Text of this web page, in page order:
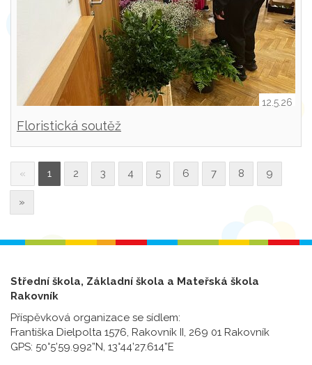
12.5.26
Floristická soutěž
« 1 2 3 4 5 6 7 8 9
»
Střední škola, Základní škola a Mateřská škola
Rakovník
Příspěvková organizace se sídlem:
Františka Dielpolta 1576, Rakovník II, 269 01 Rakovník
GPS: 50°5’59.992”N, 13°44’27.614”E